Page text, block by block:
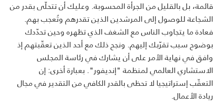
قائمة، بل بالقليل من الجرأة المحسوبة. وعليك أن تتحلّى بقدر من
الشجاعة للوصول إلى المرشدين الذين تقدرهم وتُعجب بهم.
فعادة ما يتجاوب الناس مع الشغف الذي تظهره وحين تحدّدك
بوضوح سبب تقرّبك إليهم. ونجح ذلك مع أحد الذين تعقّبتهم إذ
وافق في نهاية الأمر على أن يشارك في رئاسة المجلس
الاستشاري العالمي لمنظمة "إنديفور". بعبارة أخرى: إن
التعقّب إستراتيجيا لا تحظى بالقدر الكافي من التقدير في مجال
ريادة الأعمال.